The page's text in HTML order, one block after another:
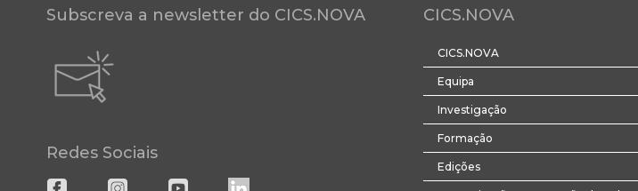
Subscreva a newsletter do CICS.NOVA
Redes Sociais
CICS.NOVA
CICS.NOVA
Equipa
Investigação
Formação
Edições